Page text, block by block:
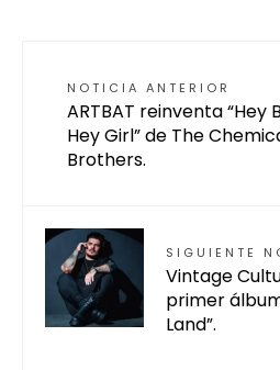
NOTICIA ANTERIOR
ARTBAT reinventa “Hey
Hey Girl” de The
Brothers.
SIGUIENTE
Vintage
primer
Land”.